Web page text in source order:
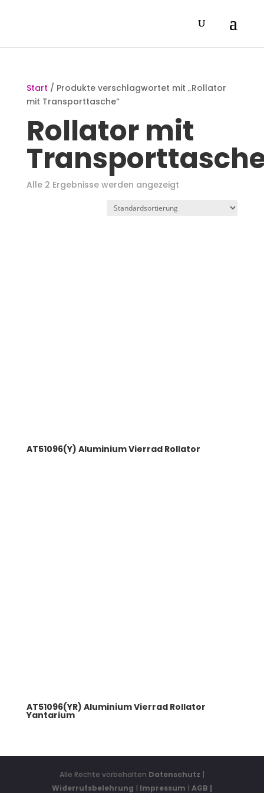
Start / Produkte verschlagwortet mit „Rollator
mit Transporttasche“
Rollator mit
Alle 2 Ergebnisse werden angezeigt
AT51096(Y) Aluminium Vierrad Rollator
AT51096(YR) Aluminium Vierrad Rollator
Yantarium
Alle Rechte vorbehalten Datenschutz |
Widerrufsbelehrung | Impressum | AGB |